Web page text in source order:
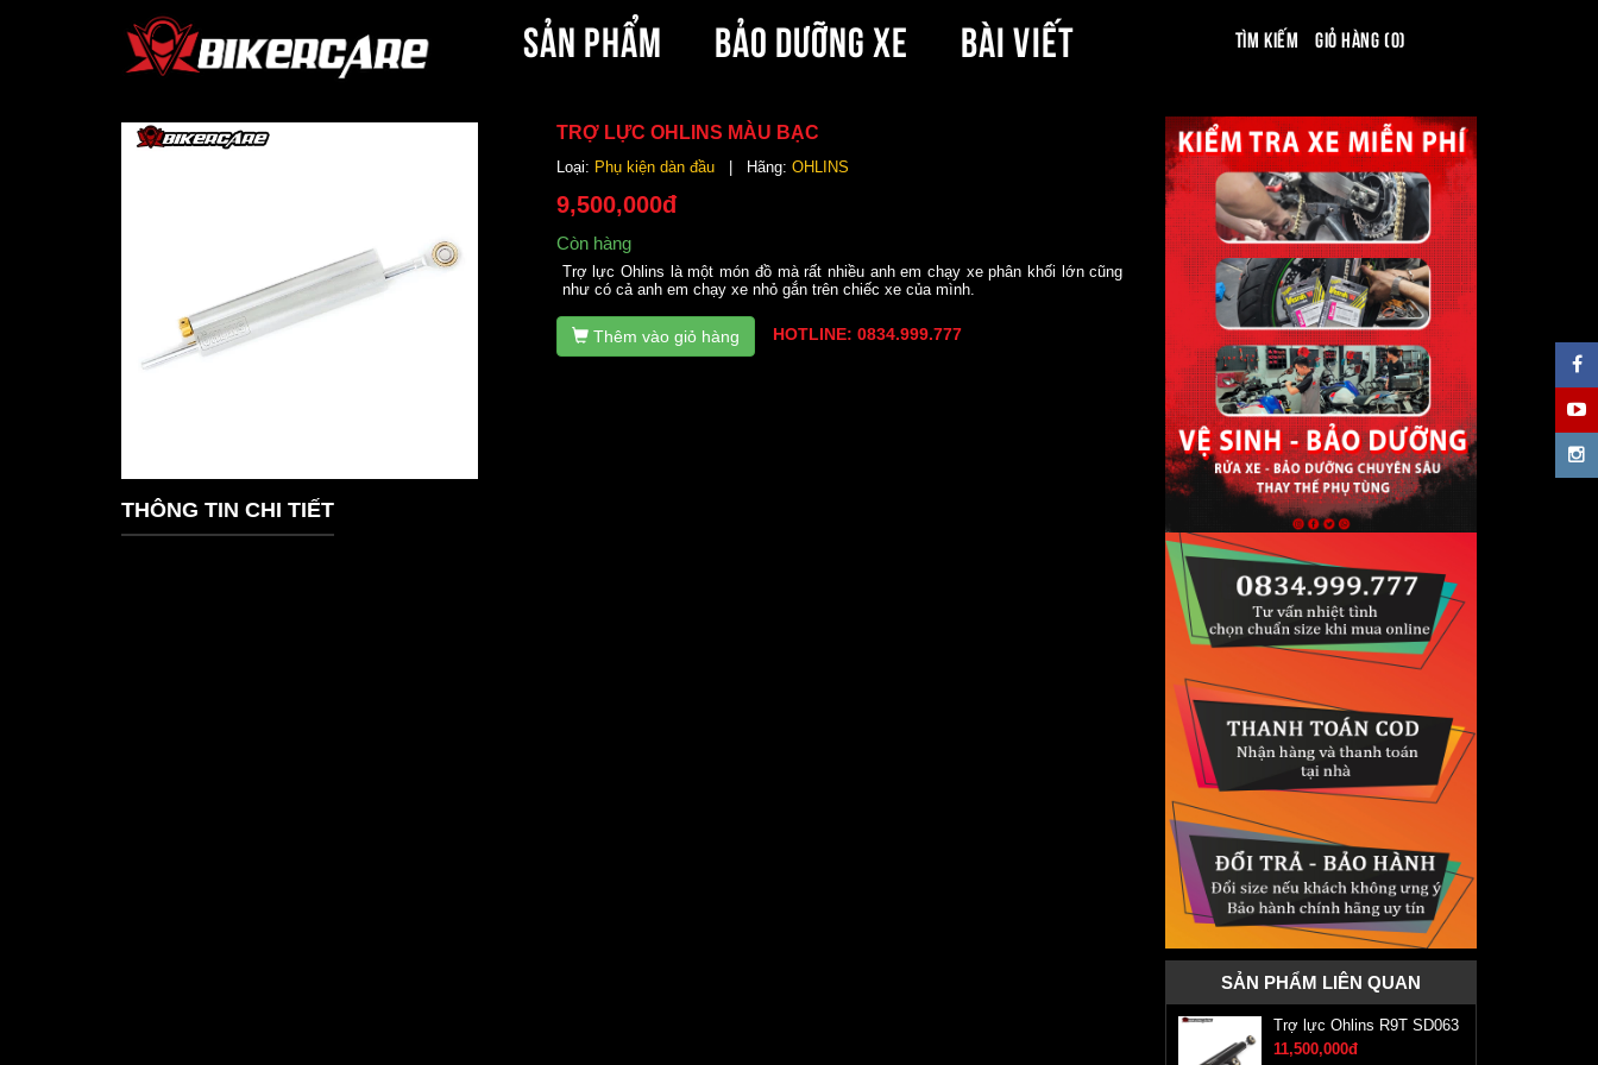
SẢN PHẨM BẢO DƯỠNG XE BÀI VIẾT Tìm kiếm Giỏ hàng (0)
TRỢ LỰC OHLINS MÀU BẠC
Loại: Phụ kiện dàn đầu| Hãng: OHLINS
9,500,000đ
Còn hàng
Trợ lực Ohlins là một món đồ mà rất nhiều anh em chạy xe phân khối lớn cũng
như có cả anh em chạy xe nhỏ gắn trên chiếc xe của mình.
Thêm vào giỏ hàng HOTLINE: 0834.999.777
THÔNG TIN CHI TIẾT
SẢN PHẨM LIÊN QUAN
Trợ lực Ohlins R9T SD063
11,500,000đ